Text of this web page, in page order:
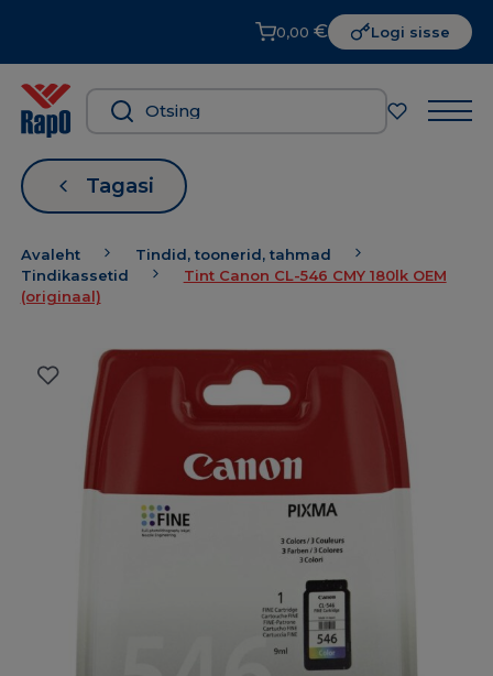
0,00 € Logi sisse
Tagasi
Avaleht
Tindid, toonerid, tahmad
Tindikassetid
Tint Canon CL-546 CMY 180lk OEM
(originaal)